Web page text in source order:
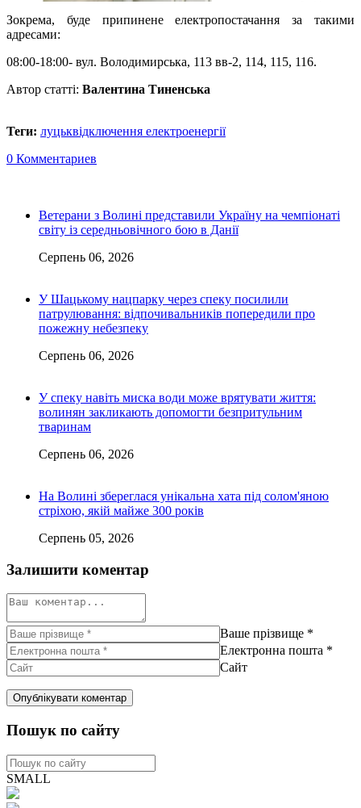
Зокрема, буде припинене електропостачання за такими
адресами:
08:00-18:00- вул. Володимирська, 113 вв-2, 114, 115, 116.
Автор статті: Валентина Тиненська
Теги: луцьквідключення електроенергії
0 Комментариев
Ветерани з Волині представили Україну на чемпіонаті
світу із середньовічного бою в Данії
Серпень 06, 2026
У Шацькому нацпарку через спеку посилили
патрулювання: відпочивальників попередили про
пожежну небезпеку
Серпень 06, 2026
У спеку навіть миска води може врятувати життя:
волинян закликають допомогти безпритульним
тваринам
Серпень 06, 2026
На Волині збереглася унікальна хата під солом'яною
стріхою, якій майже 300 років
Серпень 05, 2026
Залишити коментар
Ваше прізвище *
Електронна пошта *
Сайт
Пошук по сайту
SMALL